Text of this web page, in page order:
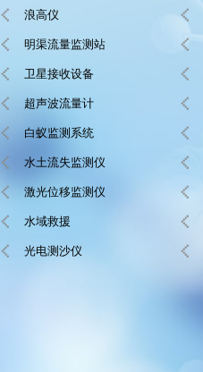
浪高仪
明渠流量监测站
卫星接收设备
超声波流量计
白蚁监测系统
水土流失监测仪
激光位移监测仪
水域救援
光电测沙仪